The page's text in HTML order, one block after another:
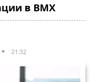
в BMX
21:32